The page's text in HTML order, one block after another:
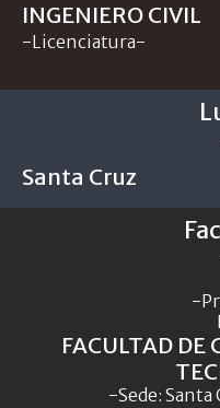
INGENIERO CIVIL
-Licenciatura-
Santa Cruz
-
FACULTAD DE
-Sede: